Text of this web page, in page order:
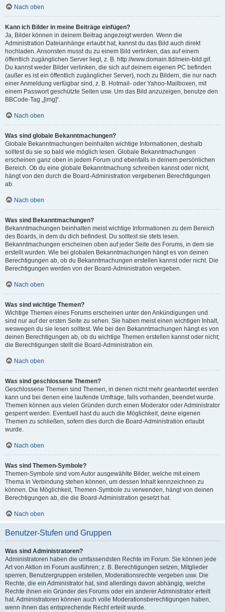
Nach oben
Kann ich Bilder in meine Beiträge einfügen?
Ja, Bilder können in deinem Beitrag angezeigt werden. Wenn die
Administration Dateianhänge erlaubt hat, kannst du das Bild auch direkt
hochladen. Ansonsten musst du zu einem Bild verlinken, das auf einem
öffentlich zugänglichen Server liegt, z. B. http://www.domain.tld/mein-bild.gif.
Du kannst weder Bilder verlinken, die sich auf deinem eigenen PC befinden
(außer es ist ein öffentlich zugänglicher Server), noch zu Bildern, die nur nach
einer Anmeldung verfügbar sind, z. B. Hotmail- oder Yahoo-Mailboxen, mit
einem Passwort geschützte Seiten usw. Um das Bild anzuzeigen, benutze den
BBCode-Tag „[img]“.
Nach oben
Was sind globale Bekanntmachungen?
Globale Bekanntmachungen beinhalten wichtige Informationen, deshalb
solltest du sie so bald wie möglich lesen. Globale Bekanntmachungen
erscheinen ganz oben in jedem Forum und ebenfalls in deinem persönlichen
Bereich. Ob du eine globale Bekanntmachung schreiben kannst oder nicht,
hängt von den durch die Board-Administration vergebenen Berechtigungen
ab.
Nach oben
Was sind Bekanntmachungen?
Bekanntmachungen beinhalten meist wichtige Informationen zu dem Bereich
des Boards, in dem du dich befindest. Du solltest sie stets lesen.
Bekanntmachungen erscheinen oben auf jeder Seite des Forums, in dem sie
erstellt wurden. Wie bei globalen Bekanntmachungen hängt es von deinen
Berechtigungen ab, ob du Bekanntmachungen erstellen kannst oder nicht. Die
Berechtigungen werden von der Board-Administration vergeben.
Nach oben
Was sind wichtige Themen?
Wichtige Themen eines Forums erscheinen unter den Ankündigungen und
sind nur auf der ersten Seite zu sehen. Sie haben meist einen wichtigen Inhalt,
weswegen du sie lesen solltest. Wie bei den Bekanntmachungen hängt es von
deinen Berechtigungen ab, ob du wichtige Themen erstellen kannst oder nicht;
die Berechtigungen stellt die Board-Administration ein.
Nach oben
Was sind geschlossene Themen?
Geschlossene Themen sind Themen, in denen nicht mehr geantwortet werden
kann und bei denen eine laufende Umfrage, falls vorhanden, beendet wurde.
Themen können aus vielen Gründen durch einen Moderator oder Administrator
gesperrt werden. Eventuell hast du auch die Möglichkeit, deine eigenen
Themen zu schließen, sofern dies durch die Board-Administration erlaubt
wurde.
Nach oben
Was sind Themen-Symbole?
Themen-Symbole sind vom Autor ausgewählte Bilder, welche mit einem
Thema in Verbindung stehen können, um dessen Inhalt kennzeichnen zu
können. Die Möglichkeit, Themen-Symbole zu verwenden, hängt von deinen
Berechtigungen ab, die die Board-Administration gesetzt hat.
Nach oben
Benutzer-Stufen und Gruppen
Was sind Administratoren?
Administratoren haben die umfassendsten Rechte im Forum. Sie können jede
Art von Aktion im Forum ausführen; z. B. Berechtigungen setzen, Mitglieder
sperren, Benutzergruppen erstellen, Moderationsrechte vergeben usw. Die
Rechte, die ein Administrator hat, sind allerdings davon abhängig, welche
Rechte ihnen ein Gründer des Forums oder ein anderer Administrator erteilt
hat. Administratoren können auch volle Moderationsberechtigungen haben,
wenn ihnen das entsprechende Recht erteilt wurde.